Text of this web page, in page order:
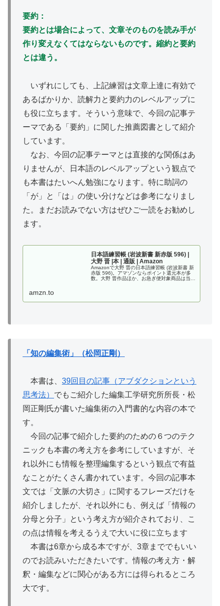
要約：
要約とは場合によって、文章そのものを読み手が
作り変えなくてはならないものです。縮約と要約
とは違う。
いずれにしても、上記練習は文章上達に有効で
あるばかりか、読解力と要約力のレベルアップに
も役に立ちます。そういう意味で、今回の記事テ
ーマである「要約」に関した推薦図書として紹介
しています。
なお、今回の記事テーマとは直接的な関係はあ
りませんが、日本語のレベルアップという観点で
も本書はたいへん勉強になります。特に助詞の
「が」と「は」の使い分けなどは参考になりまし
た。まだお読みでない方はぜひご一読をお勧めし
ます。
日本語練習帳 (岩波新書 新赤版 596) |
大野 晋 |本 | 通販 | Amazon
Amazonで大野 晋の日本語練習帳 (岩波新書 新
赤版 596)。アマゾンならポイント還元本が多
数。大野 晋作品ほか、お急ぎ便対象商品は当日
amzn.to
「知の編集術」（松岡正剛）
本書は、 39回目の記事（アブダクションという
思考法） でもご紹介した編集工学研究所所長・松
岡正剛氏が書いた編集術の入門書的な内容の本で
す。
今回の記事で紹介した要約のための６つのテク
ニックも本書の考え方を参考にしていますが、そ
れ以外にも情報を整理編集するという観点で有益
なことがたくさん書かれています。今回の記事本
文では「文脈の大切さ」に関するフレーズだけを
紹介しましたが、それ以外にも、例えば「情報の
分母と分子」という考え方が紹介されており、こ
の点は情報を考えるうえで大いに役に立ちます
本書は6章から成る本ですが、3章まででもいい
のでお読みいただきたいです。情報の考え方・解
釈・編集などに関心がある方には得られるところ
大です。